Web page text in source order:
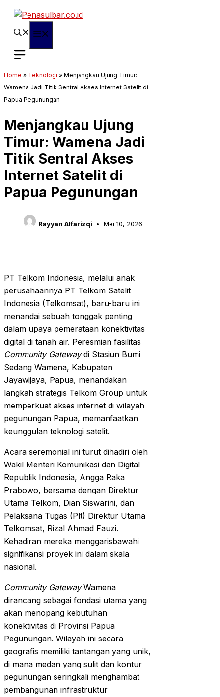
Langsung
Home » Teknologi » Menjangkau Ujung Timur:
Wamena Jadi Titik Sentral Akses Internet Satelit di
Papua Pegunungan
Menjangkau Ujung
Timur: Wamena Jadi
Titik Sentral Akses
Internet Satelit di
Papua Pegunungan
Rayyan Alfarizqi Mei 10, 2026
PT Telkom Indonesia, melalui anak
perusahaannya PT Telkom Satelit
Indonesia (Telkomsat), baru-baru ini
menandai sebuah tonggak penting
dalam upaya pemerataan konektivitas
digital di tanah air. Peresmian fasilitas
Community Gatewaydi Stasiun Bumi
Sedang Wamena, Kabupaten
Jayawijaya, Papua, menandakan
langkah strategis Telkom Group untuk
memperkuat akses internet di wilayah
pegunungan Papua, memanfaatkan
keunggulan teknologi satelit.
Acara seremonial ini turut dihadiri oleh
Wakil Menteri Komunikasi dan Digital
Republik Indonesia, Angga Raka
Prabowo, bersama dengan Direktur
Utama Telkom, Dian Siswarini, dan
Pelaksana Tugas (Plt) Direktur Utama
Telkomsat, Rizal Ahmad Fauzi.
Kehadiran mereka menggarisbawahi
signifikansi proyek ini dalam skala
nasional.
Community GatewayWamena
dirancang sebagai fondasi utama yang
akan menopang kebutuhan
konektivitas di Provinsi Papua
Pegunungan. Wilayah ini secara
geografis memiliki tantangan yang unik,
di mana medan yang sulit dan kontur
pegunungan seringkali menghambat
pembangunan infrastruktur